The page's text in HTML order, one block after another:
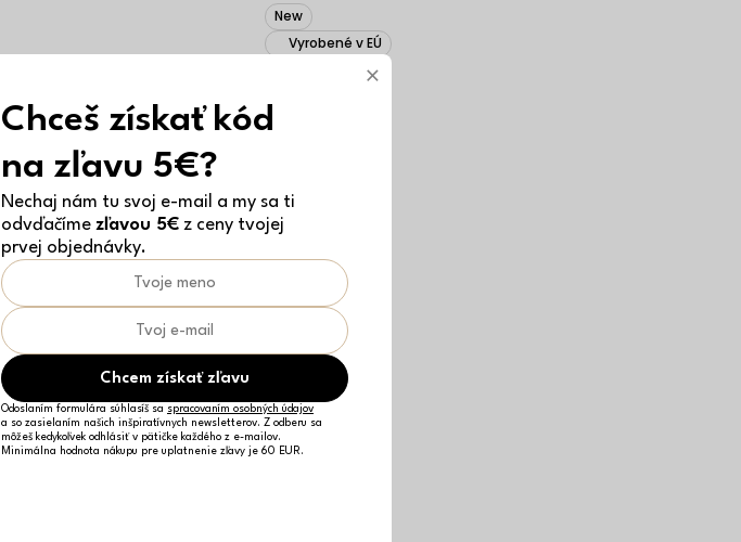
New
Vyrobené v EÚ
×
Chceš získať kód
na zľavu 5€?
Nechaj nám tu svoj e-mail a my sa ti
odvďačíme zľavou 5€ z ceny tvojej
prvej objednávky.
Chcem získať zľavu
Odoslaním formulára súhlasíš sa spracovaním osobných údajov
a so zasielaním našich inšpiratívnych newsletterov. Z odberu sa
môžeš kedykoľvek odhlásiť v pätičke každého z e-mailov.
Minimálna hodnota nákupu pre uplatnenie zľavy je 60 EUR.